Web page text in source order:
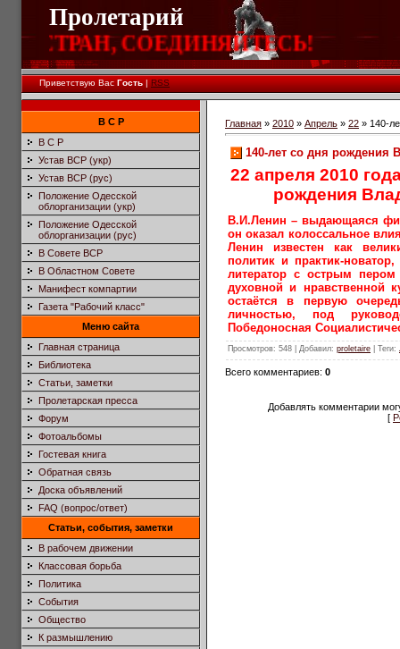
Пролетарий
СТРАН, СОЕДИНЯЙТЕСЬ!
Приветствую Вас Гость|RSS
В С Р
В С Р
Устав ВСР (укр)
Устав ВСР (рус)
Положение Одесской
облорганизации (укр)
Положение Одесской
облорганизации (рус)
В Совете ВСР
В Областном Совете
Манифест компартии
Газета "Рабочий класс"
Меню сайта
Главная страница
Библиотека
Статьи, заметки
Пролетарская пресса
Форум
Фотоальбомы
Гостевая книга
Обратная связь
Доска объявлений
FAQ (вопрос/ответ)
Статьи, события, заметки
В рабочем движении
Классовая борьба
Политика
События
Общество
К размышлению
Главная » 2010 » Апрель » 22 » 140-
140-лет со дня рождения
22 апреля 2010
рождения
В.И.Ленин – выдающаяся
он оказал колоссальное
Ленин известен как
политик и практик-
литератор с острым
духовной и нравственной
остаётся в первую
личностью, под
Победоносная
Просмотров: 548 | Добавил: proletaire Теги:
Всего комментариев: 0
Добавлять комментарии
[